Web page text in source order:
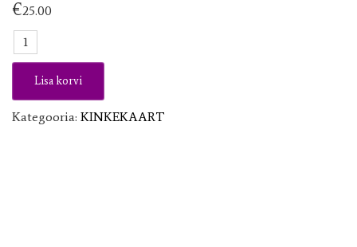
€25.00
Kinkekaart
väärtusega
Lisa korvi
Kategooria: KINKEKAART